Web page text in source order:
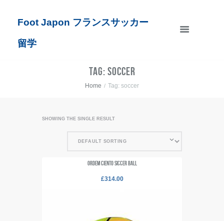
Foot Japon フランスサッカー
留学
Tag: soccer
Home Tag: soccer
SHOWING THE SINGLE RESULT
Ordem Ciento Siccer Ball
£314.00